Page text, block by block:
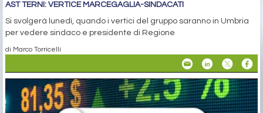
AST TERNI: VERTICE MARCEGAGLIA-SINDACATI
Si svolgerà lunedì, quando i vertici del gruppo saranno in Umbria
per vedere sindaco e presidente di Regione
di Marco Torricelli